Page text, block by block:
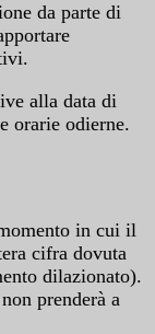
da parte di
alla data di
orarie odierne.
in cui il
cifra dovuta
dilazionato).
prenderà a